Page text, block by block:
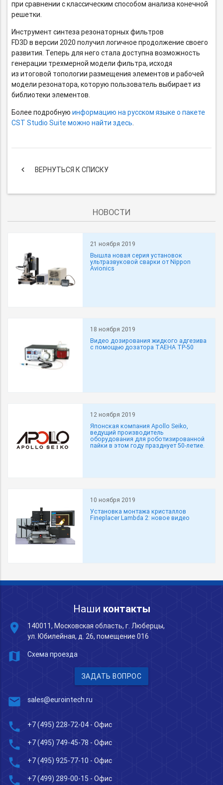
при сравнении с классическим способом анализа конечной
решетки.
Инструмент синтеза резонаторных фильтров
FD3D в версии 2020 получил логичное продолжение своего
развития. Теперь для него стала доступна возможность
генерации трехмерной модели фильтра, исходя
из итоговой топологии размещения элементов и рабочей
модели резонатора, которую пользователь выбирает из
библиотеки элементов.
Более подробнуюинформацию на русском языке о пакете
CST Studio Suite можно найти здесь.
keyboard_arrow_left ВЕРНУТЬСЯ К СПИСКУ
НОВОСТИ
21 ноября 2019
Вышла новая серия установок
ультразвуковой сварки от Nippon
Avionics
18 ноября 2019
Видео дозирования жидкого адгезива
с помощью дозатора TAEHA TP-50
12 ноября 2019
Японская компания Apollo Seiko,
ведущий производитель
оборудования для роботизированной
пайки в этом году празднует 50-летие.
10 ноября 2019
Установка монтажа кристаллов
Fineplacer Lambda 2: новое видео
Наши контакты
place
140011, Московская область, г. Люберцы,
ул. Юбилейная, д. 26, помещение 016
map Схема проезда
ЗАДАТЬ ВОПРОС
mail sales@eurointech.ru
phone +7 (495) 228-72-04 - Офис
phone +7 (495) 749-45-78 - Офис
phone +7 (495) 925-77-10 - Офис
phone +7 (499) 289-00-15 - Офис